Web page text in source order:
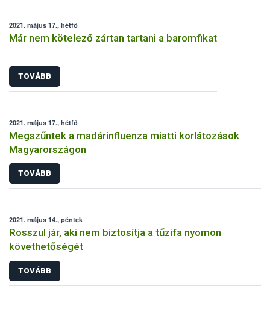
2021. május 17., hétfő
Már nem kötelező zártan tartani a baromfikat
TOVÁBB
2021. május 17., hétfő
Megszűntek a madárinfluenza miatti korlátozások
Magyarországon
TOVÁBB
2021. május 14., péntek
Rosszul jár, aki nem biztosítja a tűzifa nyomon
követhetőségét
TOVÁBB